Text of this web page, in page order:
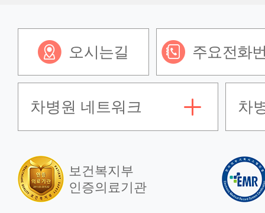
가임력 보존 앞장
2024.01.04
언론보도
부인과 로봇수술 1500례
달성
언
자
로
1
오시는길 주요전화
차병원 네트워크 차
보건복지부
인증의료기관